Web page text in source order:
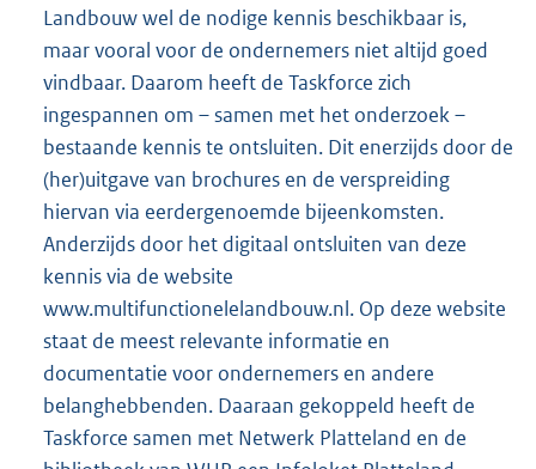
Landbouw wel de nodige kennis beschikbaar is,
maar vooral voor de ondernemers niet altijd goed
vindbaar. Daarom heeft de Taskforce zich
ingespannen om – samen met het onderzoek –
bestaande kennis te ontsluiten. Dit enerzijds door de
(her)uitgave van brochures en de verspreiding
hiervan via eerdergenoemde bijeenkomsten.
Anderzijds door het digitaal ontsluiten van deze
kennis via de website
www.multifunctionelelandbouw.nl. Op deze website
staat de meest relevante informatie en
documentatie voor ondernemers en andere
belanghebbenden. Daaraan gekoppeld heeft de
Taskforce samen met Netwerk Platteland en de